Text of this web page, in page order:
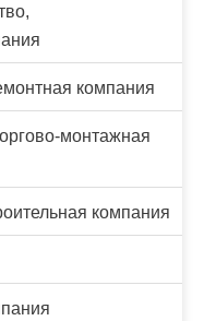
компания
монтажная
компания